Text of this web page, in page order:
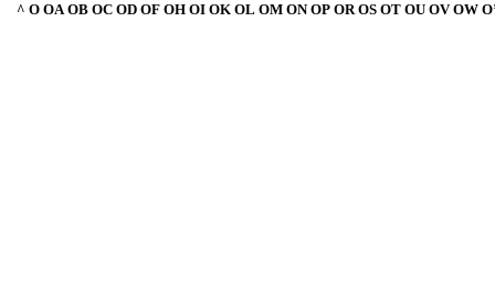
^ O OA OB OC OD OF OH OI OK OL OM ON OP OR OS OT OU OV OW